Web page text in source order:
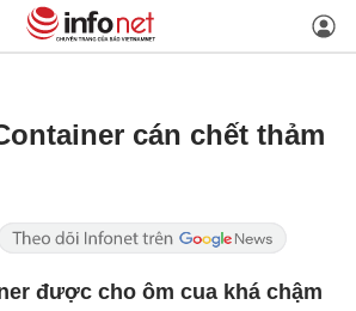
cán chết thảm
được cho ôm cua khá chậm